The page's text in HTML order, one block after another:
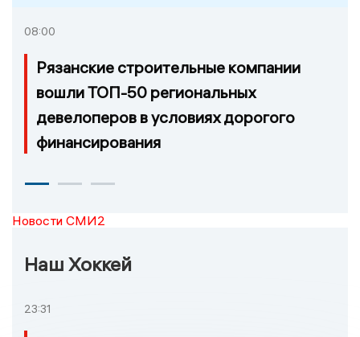
08:00
Рязанские строительные компании
вошли ТОП-50 региональных
девелоперов в условиях дорогого
финансирования
Новости СМИ2
Наш Хоккей
23:31